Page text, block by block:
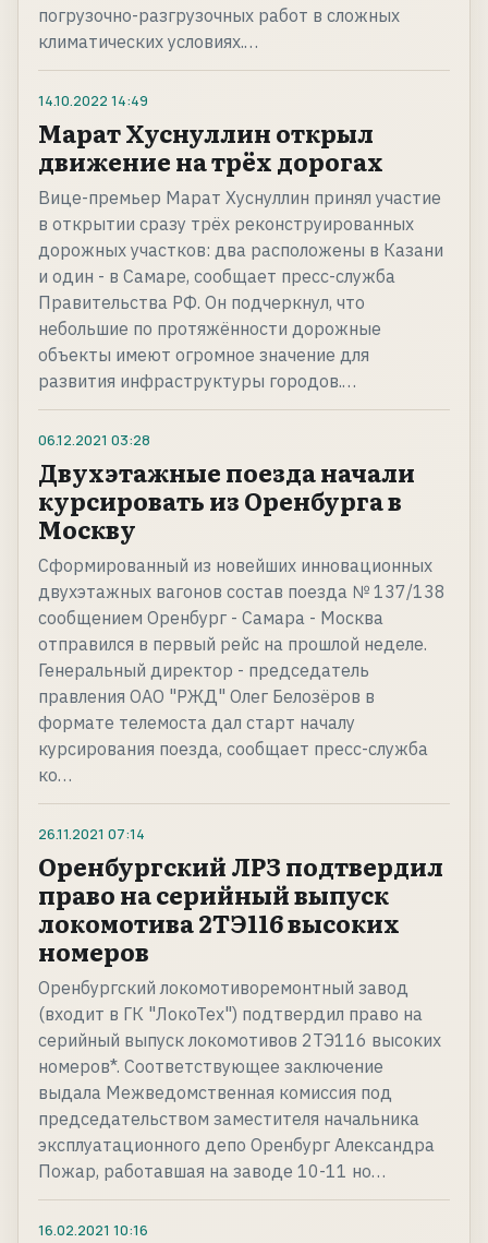
погрузочно-разгрузочных работ в сложных
климатических условиях.…
14.10.2022 14:49
Марат Хуснуллин открыл
движение на трёх дорогах
Вице-премьер Марат Хуснуллин принял участие
в открытии сразу трёх реконструированных
дорожных участков: два расположены в Казани
и один - в Самаре, сообщает пресс-служба
Правительства РФ. Он подчеркнул, что
небольшие по протяжённости дорожные
объекты имеют огромное значение для
развития инфраструктуры городов.…
06.12.2021 03:28
Двухэтажные поезда начали
курсировать из Оренбурга в
Москву
Сформированный из новейших инновационных
двухэтажных вагонов состав поезда № 137/138
сообщением Оренбург - Самара - Москва
отправился в первый рейс на прошлой неделе.
Генеральный директор - председатель
правления ОАО "РЖД" Олег Белозёров в
формате телемоста дал старт началу
курсирования поезда, сообщает пресс-служба
ко…
26.11.2021 07:14
Оренбургский ЛРЗ подтвердил
право на серийный выпуск
локомотива 2ТЭ116 высоких
номеров
Оренбургский локомотиворемонтный завод
(входит в ГК "ЛокоТех") подтвердил право на
серийный выпуск локомотивов 2ТЭ116 высоких
номеров*. Соответствующее заключение
выдала Межведомственная комиссия под
председательством заместителя начальника
эксплуатационного депо Оренбург Александра
Пожар, работавшая на заводе 10-11 но…
16.02.2021 10:16